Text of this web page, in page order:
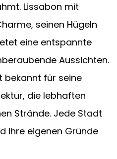
Lissabon mit
seinen Hügeln
eine entspannte
Aussichten.
bekannt für seine
die lebhaften
Strände. Jede Stadt
ihre eigenen Gründe